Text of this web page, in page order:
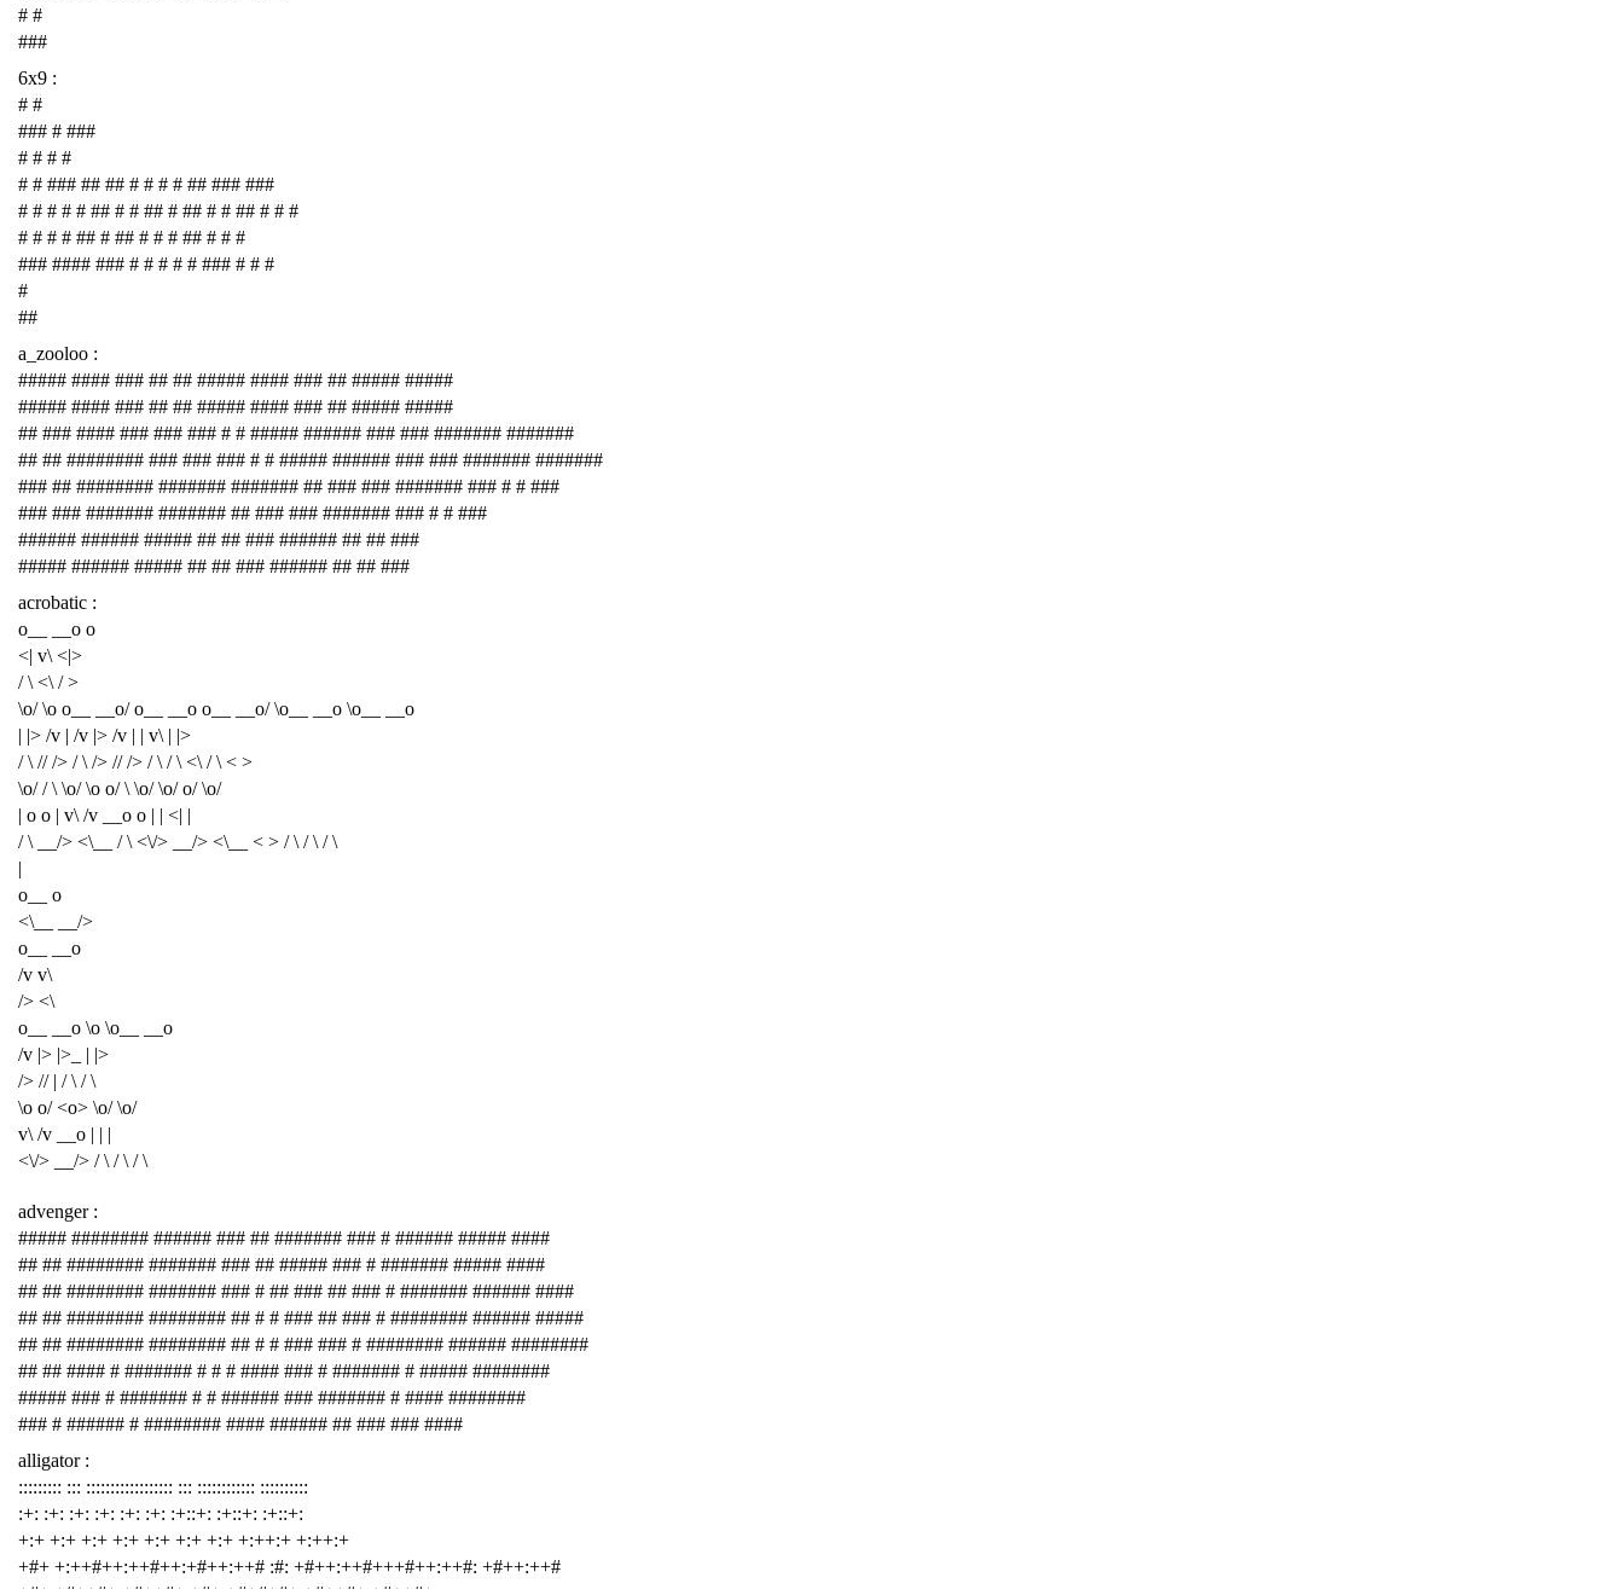
# #
###
6x9 :
# #
### # ###
# # # #
# # ### ## ## # # # # ## ### ###
# # # # # ## # # ## # ## # # ## # # #
# # # # ## # ## # # # ## # # #
### #### ### # # # # # ### # # #
#
##
a_zooloo :
##### #### ### ## ## ##### #### ### ## ##### #####
##### #### ### ## ## ##### #### ### ## ##### #####
## ### #### ### ### ### # # ##### ###### ### ### ####### #######
## ## ######## ### ### ### # # ##### ###### ### ### ####### #######
### ## ######## ####### ####### ## ### ### ####### ### # # ###
### ### ####### ####### ## ### ### ####### ### # # ###
###### ###### ##### ## ## ### ###### ## ## ###
##### ###### ##### ## ## ### ###### ## ## ###
acrobatic :
o__ __o o
<| v\ <|>
/ \ <\ / >
\o/ \o o__ __o/ o__ __o o__ __o/ \o__ __o \o__ __o
| |> /v | /v |> /v | | v\ | |>
/ \ // /> / \ /> // /> / \ / \ <\ / \ < >
\o/ / \ \o/ \o o/ \ \o/ \o/ o/ \o/
| o o | v\ /v __o o | | <| |
/ \ __/> <\__ / \ <\/> __/> <\__ < > / \ / \ / \
|
o__ o
<\__ __/>
o__ __o
/v v\
/> <\
o__ __o \o \o__ __o
/v |> |>_ | |>
/> // | / \ / \
\o o/ <o> \o/ \o/
v\ /v __o | | |
<\/> __/> / \ / \ / \
advenger :
##### ######## ###### ### ## ####### ### # ###### ##### ####
## ## ######## ####### ### ## ##### ### # ####### ##### ####
## ## ######## ####### ### # ## ### ## ### # ####### ###### ####
## ## ######## ######## ## # # ### ## ### # ######## ###### #####
## ## ######## ######## ## # # ### ### # ######## ###### ########
## ## #### # ####### # # # #### ### # ####### # ##### ########
##### ### # ####### # # ###### ### ####### # #### ########
### # ###### # ######## #### ###### ## ### ### ####
alligator :
::::::::: ::: :::::::::::::::::: ::: :::::::::::: ::::::::::
:+: :+: :+: :+: :+: :+: :+::+: :+::+: :+::+:
+:+ +:+ +:+ +:+ +:+ +:+ +:+ +:++:+ +:++:+
+#+ +:++#++:++#++:+#++:++# :#: +#++:++#+++#++:++#: +#++:++#